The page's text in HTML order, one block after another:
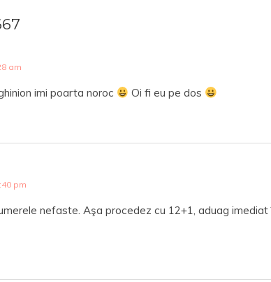
am
imi poarta noroc Oi fi eu pe dos
pm
nefaste. Aşa procedez cu 12+1, aduag imediat